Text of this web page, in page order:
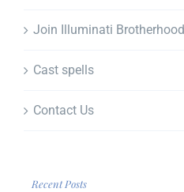
Join Illuminati Brotherhood
Cast spells
Contact Us
Recent Posts